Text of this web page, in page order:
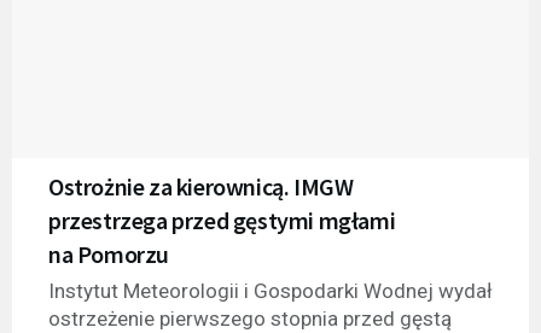
Ostrożnie za kierownicą. IMGW
przestrzega przed gęstymi mgłami
na Pomorzu
Instytut Meteorologii i Gospodarki Wodnej wydał
ostrzeżenie pierwszego stopnia przed gęstą